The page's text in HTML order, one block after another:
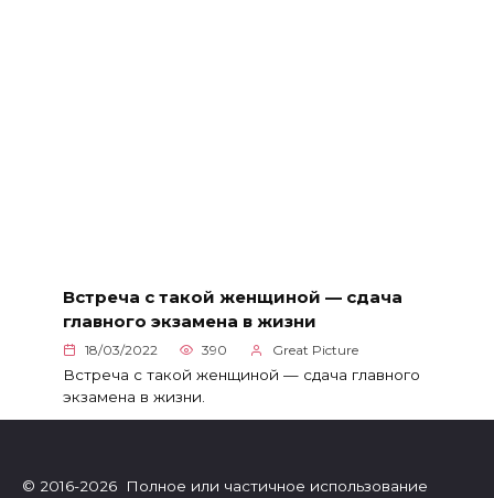
Встреча с такой женщиной — сдача
главного экзамена в жизни
18/03/2022 390 Great Picture
Встреча с такой женщиной — сдача главного
экзамена в жизни.
© 2016-2026 Полное или частичное использование